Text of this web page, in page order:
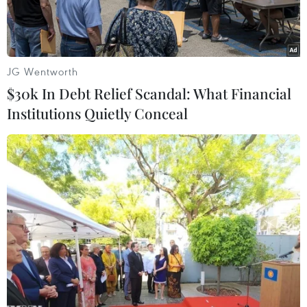
Bãi rạn san hô thuộc Khu bảo tồn biển Vườn quốc gia Núi Chúa
(Ninh Hải, tỉnh Ninh Thuận). (Ảnh: TTXVN phát)
Trong bối cảnh Trái Đất ấm lên, các nhà khoa
học cảnh báo phần lớn rạn san hô trên thế giới
có nguy cơ biến mất ngay cả khi các nước trên
JG Wentworth
$30k In Debt Relief Scandal: What Financial
Institutions Quietly Conceal